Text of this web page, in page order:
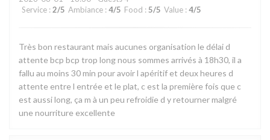
Service : 2/5 Ambiance : 4/5 Food : 5/5 Value : 4/5
Très bon restaurant mais aucunes organisation le délai d
attente bcp bcp trop long nous sommes arrivés à 18h30, il a
fallu au moins 30 min pour avoir l apéritif et deux heures d
attente entre l entrée et le plat, c est la première fois que c
est aussi long, ça m à un peu refroidie d y retourner malgré
une nourriture excellente